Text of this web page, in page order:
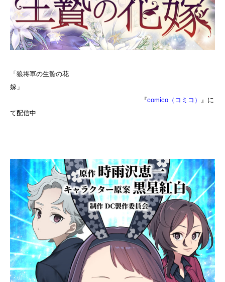
「狼将軍の生贄の花
嫁」
『comico（コミコ） 』 に
て配信中